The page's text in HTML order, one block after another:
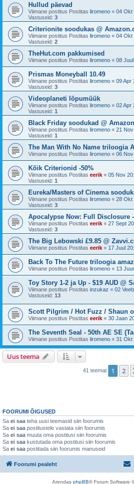
Hullud päevad
Viimane postitus Postitas liromeno « 04 Okt
Vastuseid: 3
Criterionite soodukas @
Viimane postitus Postitas liromeno « 04 Okt
Vastuseid: 2
TheHut.com pakkumised
Viimane postitus Postitas liromeno « 08
Prismas Moneyball 10.49
Viimane postitus Postitas liromeno « 09 Apr
Vastuseid: 3
Videoplaneti lõpumüük
Viimane postitus Postitas liromeno « 02 Apr
Vastuseid: 1
Black Friday soodukad @
Viimane postitus Postitas liromeno « 21
Vastuseid: 1
The Man With No Name triloogia
Viimane postitus Postitas liromeno « 06
Kõik Criterionid -50%
Viimane postitus Postitas eerik « 05 Nov
Vastuseid: 1
Eureka/Masters of Cinema
Viimane postitus Postitas liromeno « 28 Okt
Vastuseid: 3
Apocalypse Now: Full Disclosure
Viimane postitus Postitas eerik « 27 Sept
Vastuseid: 3
The Big Lebowski £9.85 @
Viimane postitus Postitas eerik « 17 Juul
Back To The Future triloogia
Viimane postitus Postitas liromeno « 13
Toy Story 1-2 ja Up - $19 AUD @
Viimane postitus Postitas inzukaz « 02
Vastuseid: 13
Scott Pilgrim / Hot Fuzz / Shaun
Viimane postitus Postitas eerik « 30 Jaan
The Seventh Seal - 50th AE SE
Viimane postitus Postitas liromeno « 31 Okt
Uus teema
41 teemat 1 2
FOORUMI ÕIGUSED
Sa ei saa teha uusi teemasid siin foorumis
Sa ei saa postitustele vastata siin foorumis
Sa ei saa muuta oma postitusi siin foorumis
Sa ei saa kustutada oma postitusi siin foorumis
Sa ei saa postitada siin foorumis manuseid
Foorumi pealeht
Arendas phpBB® Forum Software